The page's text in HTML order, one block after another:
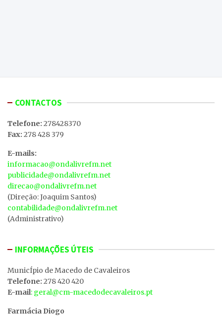
CONTACTOS
Telefone: 278428370
Fax: 278 428 379
E-mails:
informacao@ondalivrefm.net
publicidade@ondalivrefm.net
direcao@ondalivrefm.net
(Direção: Joaquim Santos)
contabilidade@ondalivrefm.net
(Administrativo)
INFORMAÇÕES ÚTEIS
MunicÍpio de Macedo de Cavaleiros
Telefone: 278 420 420
E-mail: geral@cm-macedodecavaleiros.pt
Farmácia Diogo